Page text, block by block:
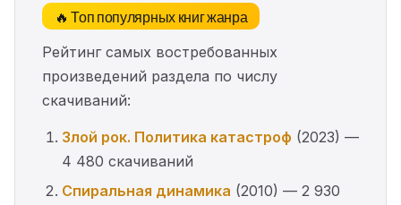
🔥 Топ популярных книг жанра
Рейтинг самых востребованных
произведений раздела по числу
скачиваний:
Злой рок. Политика катастроф (2023) —
4 480 скачиваний
Спиральная динамика (2010) — 2 930